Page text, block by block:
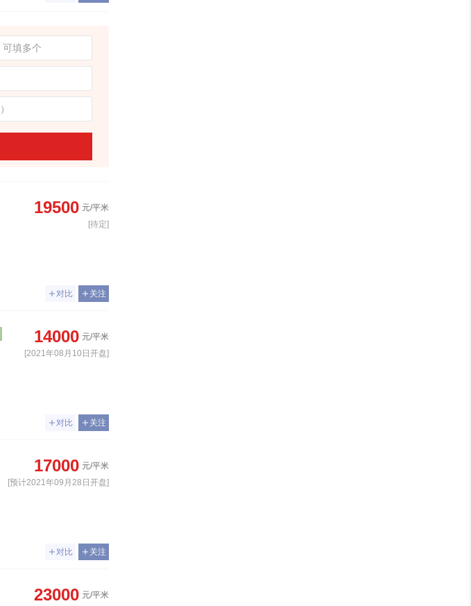
19500 元/平米
[待定]
对比 关注
14000 元/平米
[2021年08月10日开盘]
对比 关注
17000 元/平米
[预计2021年09月28日开盘]
对比 关注
23000 元/平米